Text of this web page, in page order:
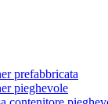
prefabbricata
pieghevole